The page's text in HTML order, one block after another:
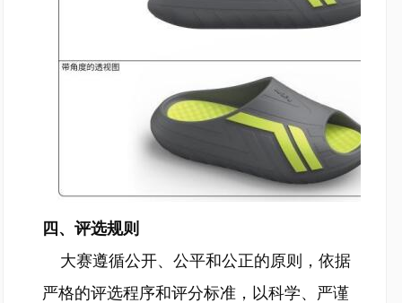
四、评选规则
大赛遵循公开、公平和公正的原则，依据
严格的评选程序和评分标准，以科学、严谨